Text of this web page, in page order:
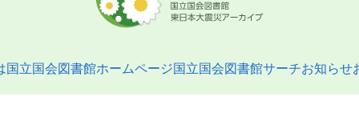
国立国会図書館ホームページ国立国会図書館サーチお知らせ